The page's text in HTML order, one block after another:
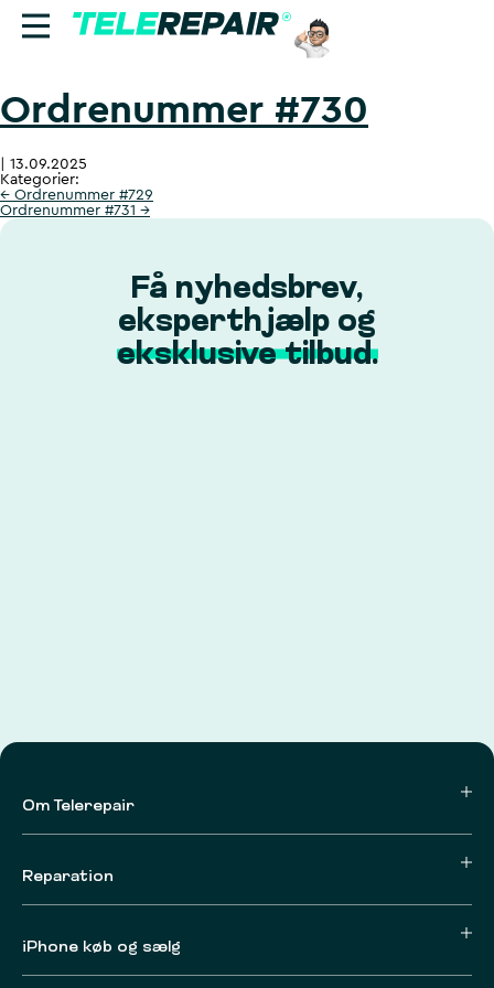
Reparation
Sælg
Find butik
Ring til os:
+45 70 60 55 90
Ordrenummer #730
13.09.2025
Kategorier:
← Ordrenummer #729
Ordrenummer #731 →
Få nyhedsbrev,
eksperthjælp og
eksklusive tilbud.
Om Telerepair
Reparation
iPhone køb og sælg